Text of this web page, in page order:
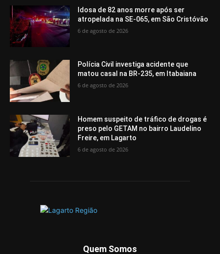
Idosa de 82 anos morre após ser
atropelada na SE-065, em São Cristóvão
6 de agosto de 2026
Polícia Civil investiga acidente que
matou casal na BR-235, em Itabaiana
6 de agosto de 2026
Homem suspeito de tráfico de drogas é
preso pelo GETAM no bairro Laudelino
Freire, em Lagarto
6 de agosto de 2026
Quem Somos